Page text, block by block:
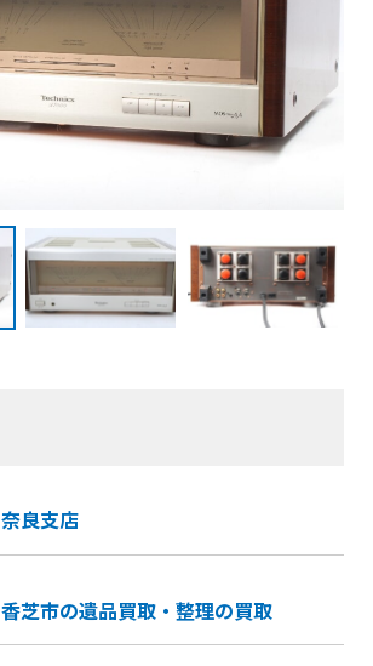
奈良支店
香芝市の遺品買取・整理の買取